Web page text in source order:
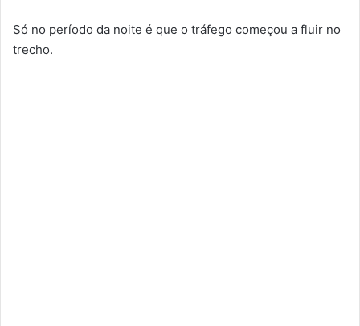
Só no período da noite é que o tráfego começou a fluir no
trecho.